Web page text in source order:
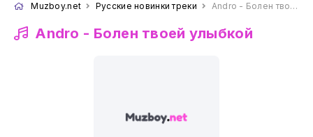
Muzboy.net Русские новинки треки Andro - Болен твоей улыбкой
Andro - Болен твоей улыбкой